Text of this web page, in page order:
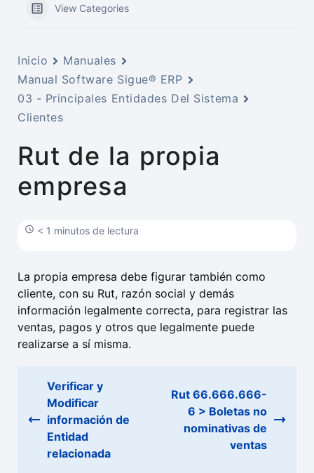
View Categories
Inicio
Manuales
Manual Software Sigue® ERP
03 - Principales Entidades Del Sistema
Clientes
Rut de la propia
empresa
< 1 minutos de lectura
La propia empresa debe figurar también como
cliente, con su Rut, razón social y demás
información legalmente correcta, para registrar las
ventas, pagos y otros que legalmente puede
realizarse a sí misma.
Verificar y
Modificar
información de
Entidad
relacionada
Rut 66.666.666-
6 > Boletas no
nominativas de
ventas